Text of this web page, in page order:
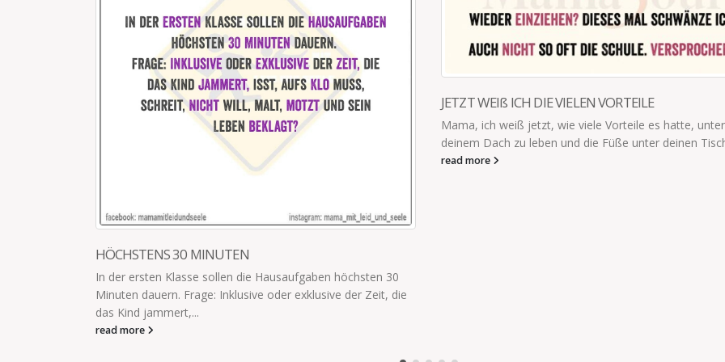
JETZT WEIß ICH DIE VIELEN VORTEILE
Mama, ich weiß jetzt, wie viele Vorteile es hatte, unter
deinem Dach zu leben und die Füße unter deinen Tisch...
KURZE PAUSE?
Kurze Pause? Vergiss es! Sie finden doch überall.
read more